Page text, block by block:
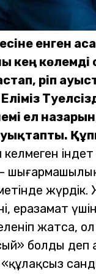
енген
кең
әріп
ел
еразамат
еленіп
болды деп